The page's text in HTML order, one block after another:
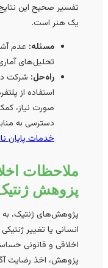
تفسیر صحیح این نتایج
یک هنر است.
مسئله:عدم آشنایی
تحلیل‌های آماری و
راه‌حل:شرکت در
استفاده از
صورت نیاز، کمک
دسترسی به منابع
خدمات پایان نامه
ملاحظات
پزوهش ژنتیک
پژوهش‌های ژنتیک، به
انسانی یا تغییر ژنتیکی
اخلاقی و قانونی حساسی
پزوهش، اخذ رضایت